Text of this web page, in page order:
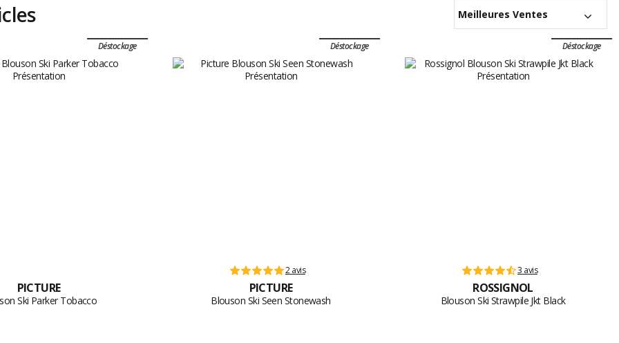
Meilleures Ventes
Déstockage
PICTURE
Ski Parker Tobacco
Déstockage
2 avis
PICTURE
Blouson Ski Seen Stonewash
Déstockage
3 avis
ROSSIGNOL
Blouson Ski Strawpile Jkt Black